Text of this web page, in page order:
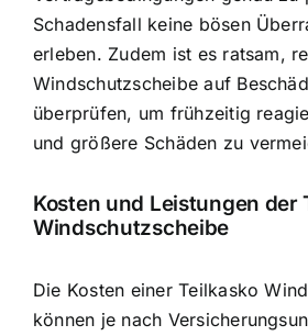
Schadensfall keine bösen
erleben. Zudem ist es ratsam,
Windschutzscheibe auf
überprüfen, um frühzeitig
und größere Schäden zu
Kosten und Leistungen der
Windschutzscheibe
Die Kosten einer Teilkasko
können je nach